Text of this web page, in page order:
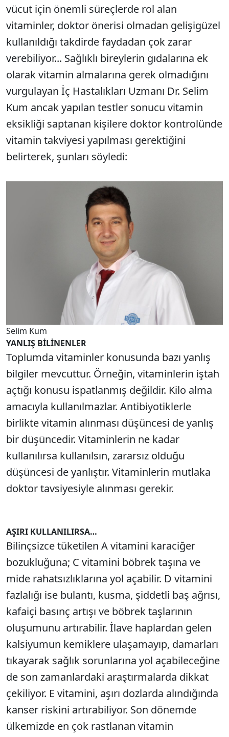
vücut için önemli süreçlerde rol alan
vitaminler, doktor önerisi olmadan gelişigüzel
kullanıldığı takdirde faydadan çok zarar
verebiliyor... Sağlıklı bireylerin gıdalarına ek
olarak vitamin almalarına gerek olmadığını
vurgulayan İç Hastalıkları Uzmanı Dr. Selim
Kum ancak yapılan testler sonucu vitamin
eksikliği saptanan kişilere doktor kontrolünde
vitamin takviyesi yapılması gerektiğini
belirterek, şunları söyledi:
Selim Kum
YANLIŞ BİLİNENLER
Toplumda vitaminler konusunda bazı yanlış
bilgiler mevcuttur. Örneğin, vitaminlerin iştah
açtığı konusu ispatlanmış değildir. Kilo alma
amacıyla kullanılmazlar. Antibiyotiklerle
birlikte vitamin alınması düşüncesi de yanlış
bir düşüncedir. Vitaminlerin ne kadar
kullanılırsa kullanılsın, zararsız olduğu
düşüncesi de yanlıştır. Vitaminlerin mutlaka
doktor tavsiyesiyle alınması gerekir.
AŞIRI KULLANILIRSA…
Bilinçsizce tüketilen A vitamini karaciğer
bozukluğuna; C vitamini böbrek taşına ve
mide rahatsızlıklarına yol açabilir. D vitamini
fazlalığı ise bulantı, kusma, şiddetli baş ağrısı,
kafaiçi basınç artışı ve böbrek taşlarının
oluşumunu artırabilir. İlave haplardan gelen
kalsiyumun kemiklere ulaşamayıp, damarları
tıkayarak sağlık sorunlarına yol açabileceğine
de son zamanlardaki araştırmalarda dikkat
çekiliyor. E vitamini, aşırı dozlarda alındığında
kanser riskini artırabiliyor. Son dönemde
ülkemizde en çok rastlanan vitamin